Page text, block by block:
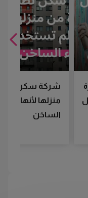
شركة سكن
منزلها لأنها لم
الساخن